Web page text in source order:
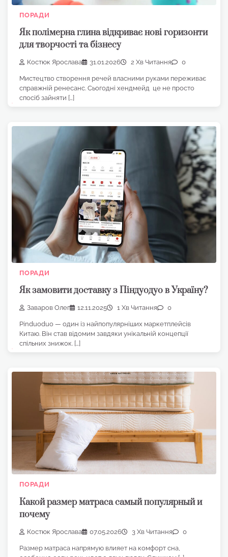
ПОРАДИ
Як полімерна глина відкриває нові горизонти
для творчості та бізнесу
Костюк Ярослава 31.01.2026 2 Хв Читання 0
Мистецтво створення речей власними руками переживає
справжній ренесанс. Сьогодні хендмейд це не просто
спосіб зайняти […]
ПОРАДИ
Як замовити доставку з Піндуодуо в Україну?
Заваров Олег 12.11.2025 1 Хв Читання 0
Pinduoduo — один із найпопулярніших маркетплейсів
Китаю. Він став відомим завдяки унікальній концепції
спільних знижок. […]
ПОРАДИ
Какой размер матраса самый популярный и
почему
Костюк Ярослава 07.05.2026 3 Хв Читання 0
Размер матраса напрямую влияет на комфорт сна,